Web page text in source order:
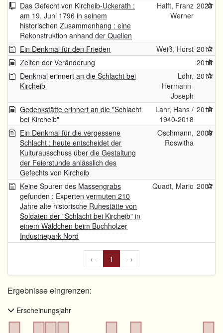
Das Gefecht von Kircheib-Uckerath :
am 19. Juni 1796 in seinem
historischen Zusammenhang : eine
Rekonstruktion anhand der Quellen
Halft, Franz
Werner
2023
Ein Denkmal für den Frieden Weiß, Horst 2017
Zeiten der Veränderung
2015
Denkmal erinnert an die Schlacht bei
Kircheib
Löhr,
Hermann-
Joseph
2011
Gedenkstätte erinnert an die "Schlacht
bei Kircheib"
Lahr, Hans /
1940-2018
2010
Ein Denkmal für die vergessene
Schlacht : heute entscheidet der
Kulturausschuss über die Gestaltung
der Feierstunde anlässlich des
Gefechts von Kircheib
Oschmann,
Roswitha
2009
Keine Spuren des Massengrabs
gefunden : Experten vermuten 210
Jahre alte historische Ruhestätte von
Soldaten der "Schlacht bei Kircheib" in
einem Wäldchen beim Buchholzer
Industriepark Nord
Quadt, Mario 2007
← 1 →
Ergebnisse eingrenzen:
Erscheinungsjahr